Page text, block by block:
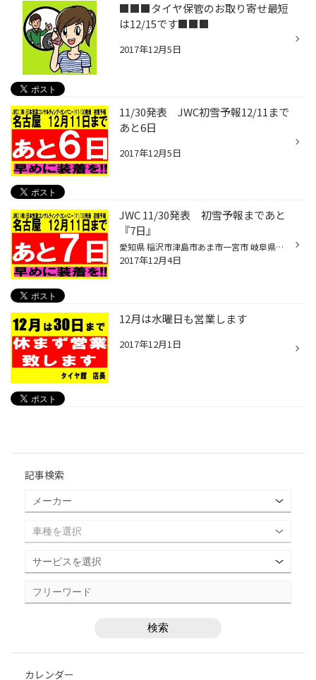
■■■タイヤ保管のお取り寄せ最短
は12/15です■■■
2017年12月5日
11/30発表 JWC初雪予報12/11まで
あと6日
2017年12月5日
JWC 11/30発表 初雪予報まであと
『7日』
愛知県 稲沢市津島市あま市一宮市 岐阜県海津市 その他近隣のお客様 こんにちは。 愛知県稲沢市福島町のタイヤ館稲沢です。 どもつぼやんです。 最新の11/30 (株)日本気象コンサルティング・カンパニー(JWC)から 初雪予報は 『12月11日』と発表されました。 あと『7日』です。あと一週間 7日しかあ...
2017年12月4日
12月は水曜日も営業します
2017年12月1日
記事検索
カレンダー